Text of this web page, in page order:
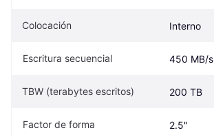
Colocación Interno
Escritura secuencial 450 MB/s
TBW (terabytes escritos) 200 TB
Factor de forma 2.5"